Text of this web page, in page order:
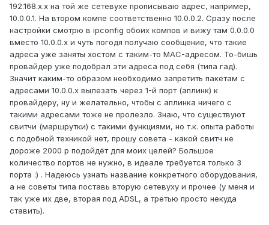
192.168.х.х на той же сетевухе прописываю адрес, например,
10.0.0.1. На втором компе соответственно 10.0.0.2. Сразу после
настройки смотрю в ipconfig обоих компов и вижу там 0.0.0.0
вместо 10.0.0.х и чуть погодя получаю сообщение, что такие
адреса уже заняты хостом с таким-то MAC-адресом. То-бишь
провайдер уже подобрал эти адреса под себя (типа гад).
Значит каким-то образом необходимо запретить пакетам с
адресами 10.0.0.х вылезать через 1-й порт (аплинк) к
провайдеру, ну и желательно, чтобы с аплинка ничего с
такими адресами тоже не пролезло. Знаю, что существуют
свитчи (маршрутки) с такими функциями, но т.к. опыта работы
с подобной техникой нет, прошу совета - какой свитч не
дороже 2000 р подойдёт для моих целей? Большое
количество портов не нужно, в идеале требуется только 3
порта :) . Надеюсь узнать название конкретного оборудования,
а не советы типа поставь вторую сетевуху и прочее (у меня и
так уже их две, вторая под ADSL, а третью просто некуда
ставить).